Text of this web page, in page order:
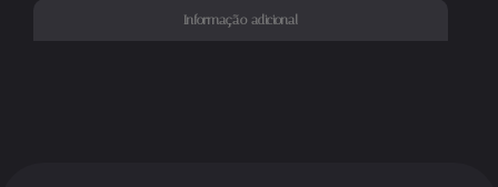
Informação adicional